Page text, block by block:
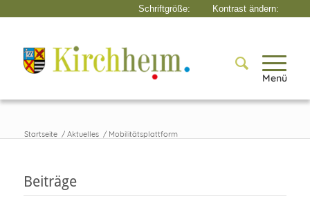
Menü
Startseite / Aktuelles / Mobilitätsplattform
Beiträge